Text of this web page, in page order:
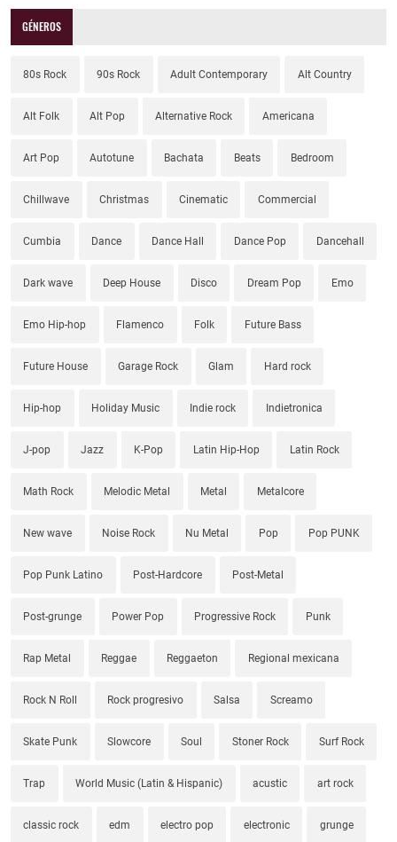
GÉNEROS
80s Rock 90s Rock Adult Contemporary Alt Country
Alt Folk Alt Pop Alternative Rock Americana
Art Pop Autotune Bachata Beats Bedroom
Chillwave Christmas Cinematic Commercial
Cumbia Dance Dance Hall Dance Pop Dancehall
Dark wave Deep House Disco Dream Pop Emo
Emo Hip-hop Flamenco Folk Future Bass
Future House Garage Rock Glam Hard rock
Hip-hop Holiday Music Indie rock Indietronica
J-pop Jazz K-Pop Latin Hip-Hop Latin Rock
Math Rock Melodic Metal Metal Metalcore
New wave Noise Rock Nu Metal Pop Pop PUNK
Pop Punk Latino Post-Hardcore Post-Metal
Post-grunge Power Pop Progressive Rock Punk
Rap Metal Reggae Reggaeton Regional mexicana
Rock N Roll Rock progresivo Salsa Screamo
Skate Punk Slowcore Soul Stoner Rock Surf Rock
Trap World Music (Latin & Hispanic) acustic art rock
classic rock edm electro pop electronic grunge